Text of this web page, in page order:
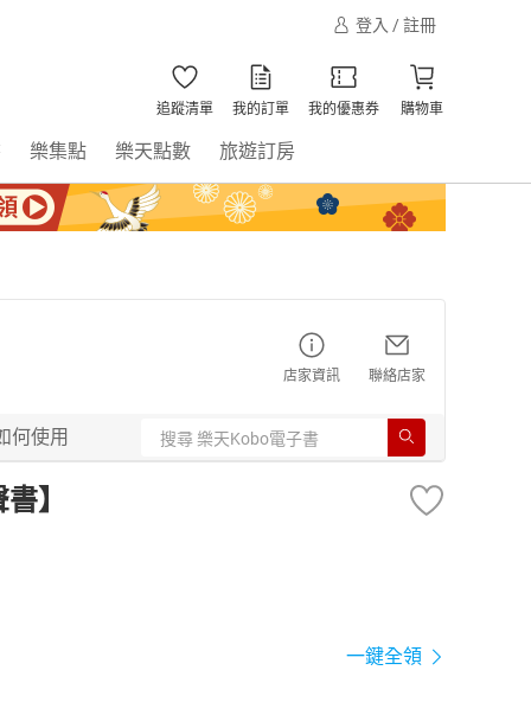
登入 / 註冊
追蹤清單 我的訂單 我的優惠券 購物車
樂集點 樂天點數 旅遊訂房
店家資訊 聯絡店家
何使用
】
一鍵全領